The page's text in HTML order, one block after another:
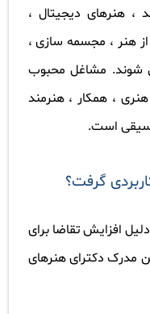
، هنرهای دیجیتال ،
هنر ، مجسمه سازی ،
شوند. مشاغل محبوب
، همکار ، هنرمند
است.
گرفت؟
افزایش تقاضا برای
مدرک دکترای هنرهای